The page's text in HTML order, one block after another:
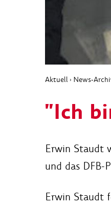
Aktuell › News-
"Ich
Erwin Staudt
und das DFB-
Erwin Staudt